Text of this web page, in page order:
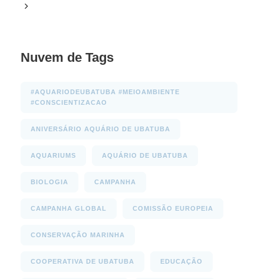
Nuvem de Tags
#AQUARIODEUBATUBA #MEIOAMBIENTE
#CONSCIENTIZACAO
ANIVERSÁRIO AQUÁRIO DE UBATUBA
AQUARIUMS AQUÁRIO DE UBATUBA
BIOLOGIA CAMPANHA
CAMPANHA GLOBAL COMISSÃO EUROPEIA
CONSERVAÇÃO MARINHA
COOPERATIVA DE UBATUBA EDUCAÇÃO